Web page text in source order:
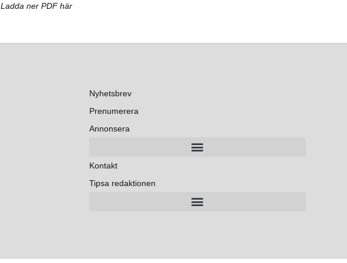
Ladda ner PDF här
Nyhetsbrev
Prenumerera
Annonsera
Kontakt
Tipsa redaktionen